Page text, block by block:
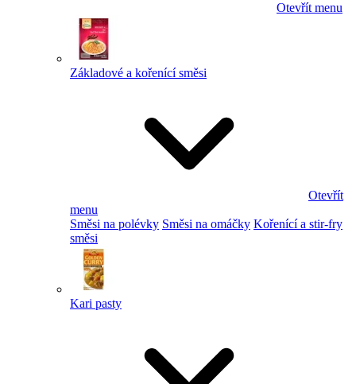
Otevřít menu
Základové a kořenící směsi
Otevřít
menu
Směsi na polévky Směsi na omáčky Kořenící a stir-fry
směsi
Kari pasty